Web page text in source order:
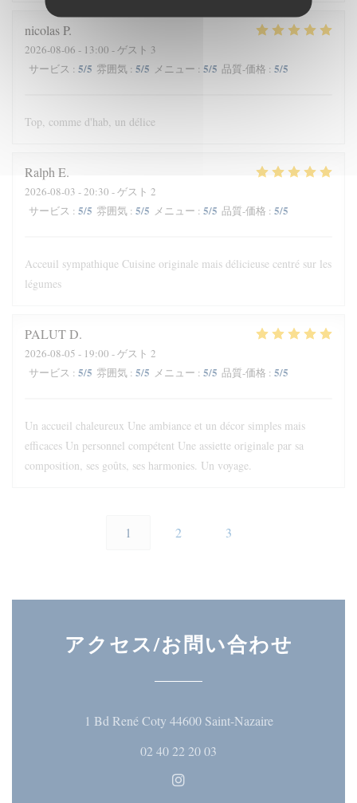
nicolasP
2026-08-06 - 13:00 - ゲスト 3
サービス : 5/5 雰囲気 : 5/5 メニュー : 5/5 品質-価格 : 5/5
Top, comme d'hab, un délice
Ralph E
2026-08-03 - 20:30 - ゲスト 2
サービス : 5/5 雰囲気 : 5/5 メニュー : 5/5 品質-価格 : 5/5
Acceuil sympathique Cuisine originale mais délicieuse centré sur les
légumes
PALUTD
2026-08-05 - 19:00 - ゲスト 2
サービス : 5/5 雰囲気 : 5/5 メニュー : 5/5 品質-価格 : 5/5
Un accueil chaleureux Une ambiance et un décor simples mais
efficaces Un personnel compétent Une assiette originale par sa
composition, ses goûts, ses harmonies. Un voyage.
1 2 3
アクセス/お問い合わせ
1 Bd René Coty 44600 Saint-Nazaire((新しいウィ
02 40 22 20 03
Instagram ((新しいウィンド